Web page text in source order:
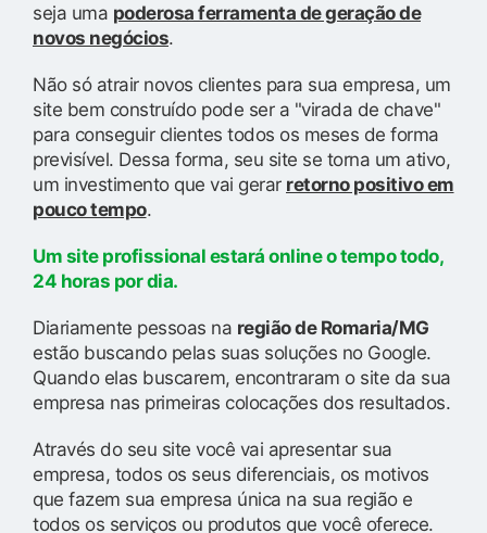
seja uma poderosa ferramenta de geração de
novos negócios.
Não só atrair novos clientes para sua empresa, um
site bem construído pode ser a "virada de chave"
para conseguir clientes todos os meses de forma
previsível. Dessa forma, seu site se torna um ativo,
um investimento que vai gerar retorno positivo em
pouco tempo.
Um site profissional estará online o tempo todo,
24 horas por dia.
Diariamente pessoas na região de Romaria/MG
estão buscando pelas suas soluções no Google.
Quando elas buscarem, encontraram o site da sua
empresa nas primeiras colocações dos resultados.
Através do seu site você vai apresentar sua
empresa, todos os seus diferenciais, os motivos
que fazem sua empresa única na sua região e
todos os serviços ou produtos que você oferece.